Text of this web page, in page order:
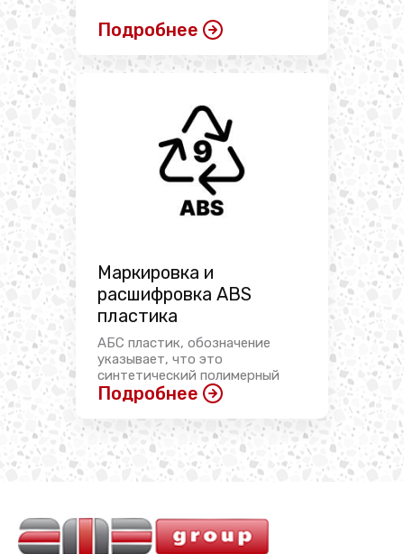
Подробнее
Маркировка и
расшифровка ABS
пластика
АБС пластик, обозначение
указывает, что это
синтетический полимерный
материал, ...
Подробнее